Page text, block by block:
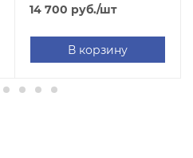
14 700 руб./шт
В корзину